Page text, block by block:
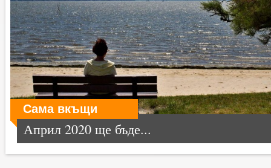
Сама вкъщи
Април 2020 ще бъде...